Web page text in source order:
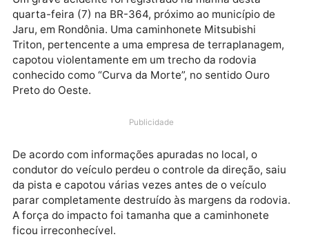
Um grave acidente foi registrado na manhã desta
quarta-feira (7) na BR-364, próximo ao município de
Triton, pertencente a uma empresa de
conhecido como “Curva da Morte”, no sentido Ouro
Preto do Oeste.
Publicidade
De acordo com informações apuradas no local, o